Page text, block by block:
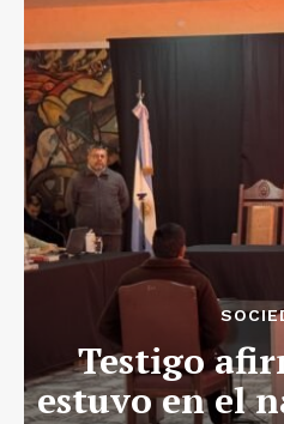
Testigo
estuvo en el